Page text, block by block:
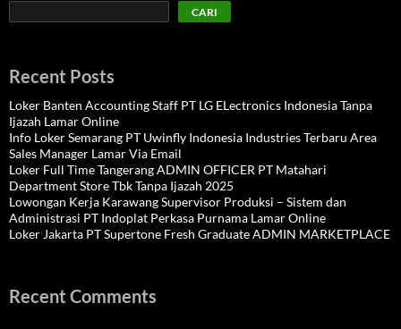
CARI
Recent Posts
Loker Banten Accounting Staff PT LG ELectronics Indonesia Tanpa
Ijazah Lamar Online
Info Loker Semarang PT Uwinfly Indonesia Industries Terbaru Area
Sales Manager Lamar Via Email
Loker Full Time Tangerang ADMIN OFFICER PT Matahari
Department Store Tbk Tanpa Ijazah 2025
Lowongan Kerja Karawang Supervisor Produksi – Sistem dan
Administrasi PT Indoplat Perkasa Purnama Lamar Online
Loker Jakarta PT Supertone Fresh Graduate ADMIN MARKETPLACE
Recent Comments